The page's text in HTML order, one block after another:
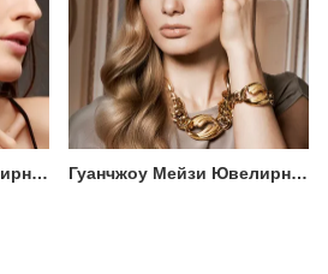
Гуанчжоу Мейзи Ювелирные изделия Ко ., ООО .2 Гуанчжоу Мейзи Ювелирные изделия Ко ., ООО .